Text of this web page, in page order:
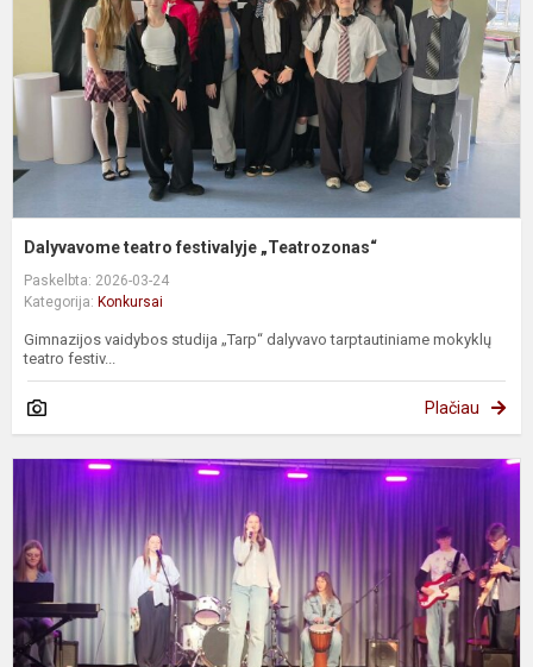
Dalyvavome teatro festivalyje „Teatrozonas“
Paskelbta: 2026-03-24
Kategorija: Konkursai
Gimnazijos vaidybos studija „Tarp“ dalyvavo tarptautiniame mokyklų
teatro festiv...
Plačiau